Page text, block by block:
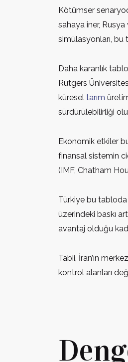
Kötümser
sahaya iner,
simülasyonları, bu
Daha karanlık
Rutgers
küresel tarım
sürdürülebilirliği
Ekonomik etkiler
finansal sistemin
(IMF, Chatham
Türkiye bu tabloda
üzerindeki baskı
avantaj olduğu
Tabii, İran’ın
kontrol alanları